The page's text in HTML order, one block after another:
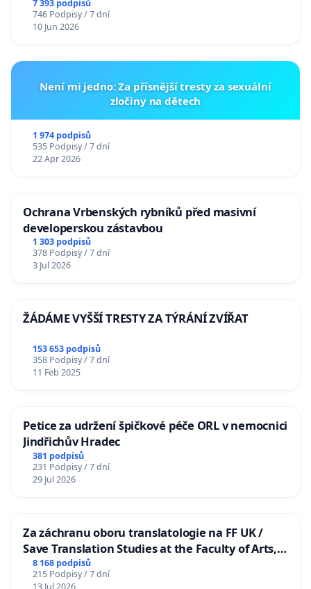
7 393 podpisů
746 Podpisy / 7 dní
10 Jun 2026
Není mi jedno: Za přísnější tresty za sexuální
zločiny na dětech
1 974 podpisů
535 Podpisy / 7 dní
22 Apr 2026
Ochrana Vrbenských rybníků před masivní
developerskou zástavbou
1 303 podpisů
378 Podpisy / 7 dní
3 Jul 2026
ŽÁDÁME VYŠŠÍ TRESTY ZA TÝRÁNÍ ZVÍŘAT
153 653 podpisů
358 Podpisy / 7 dní
11 Feb 2025
Petice za udržení špičkové péče ORL v nemocnici
Jindřichův Hradec
381 podpisů
231 Podpisy / 7 dní
29 Jul 2026
Za záchranu oboru translatologie na FF UK /
Save Translation Studies at the Faculty of Arts,
Charles University
8 168 podpisů
215 Podpisy / 7 dní
13 Jul 2026